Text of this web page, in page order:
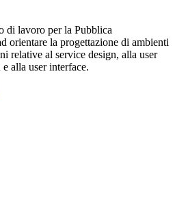
di lavoro per la Pubblica
orientare la progettazione di ambienti
relative al service design, alla user
alla user interface.